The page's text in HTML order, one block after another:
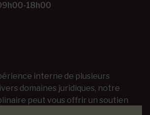
18h00
interne de plusieurs
domaines juridiques, notre
peut vous offrir un soutien
les plus diverses et ce, à